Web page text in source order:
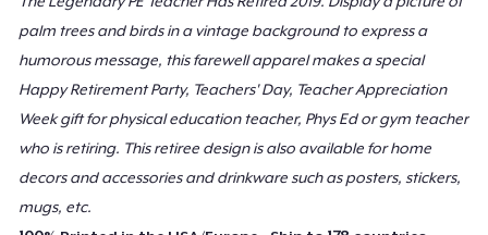
palm trees and birds in a vintage background to express a
humorous message, this farewell apparel makes a special
Happy Retirement Party, Teachers' Day, Teacher Appreciation
Week gift for physical education teacher, Phys Ed or gym teacher
who is retiring. This retiree design is also available for home
decors and accessories and drinkware such as posters, stickers,
mugs, etc.
Poster - 18" x 24"
US$ 20,99
Mug